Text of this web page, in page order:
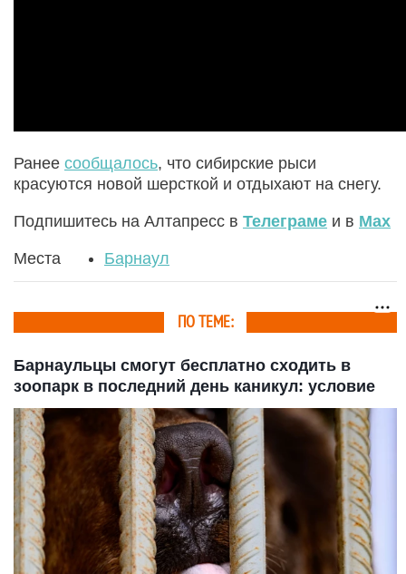
Ранее сообщалось, что сибирские рыси
красуются новой шерсткой и отдыхают на снегу.
Подпишитесь на Алтапресс в Телеграме и в Max
Места Барнаул
ПО ТЕМЕ:
Барнаульцы смогут бесплатно сходить в
зоопарк в последний день каникул: условие